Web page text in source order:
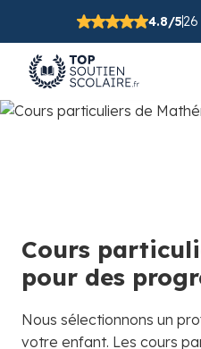
4.8/5
Cours
pour des
Nous sélectionnons un
votre enfant. Les cours